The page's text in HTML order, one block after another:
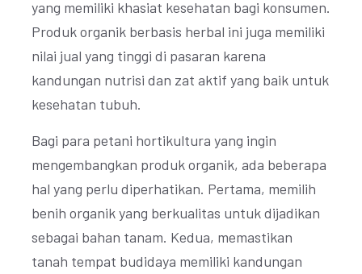
yang memiliki khasiat kesehatan bagi konsumen.
Produk organik berbasis herbal ini juga memiliki
nilai jual yang tinggi di pasaran karena
kandungan nutrisi dan zat aktif yang baik untuk
kesehatan tubuh.
Bagi para petani hortikultura yang ingin
mengembangkan produk organik, ada beberapa
hal yang perlu diperhatikan. Pertama, memilih
benih organik yang berkualitas untuk dijadikan
sebagai bahan tanam. Kedua, memastikan
tanah tempat budidaya memiliki kandungan